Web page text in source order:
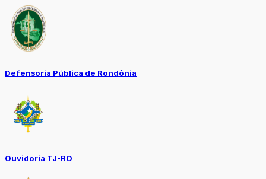
Defensoria Pública de Rondônia
Ouvidoria TJ-RO